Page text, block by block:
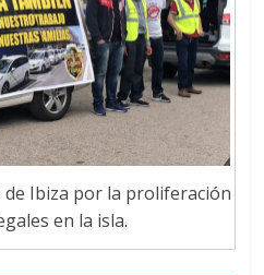
Ibiza por la proliferación
en la isla.